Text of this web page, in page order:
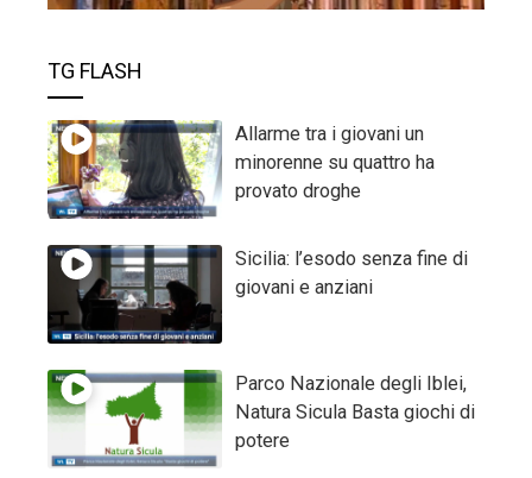
TG FLASH
Allarme tra i giovani un
minorenne su quattro ha
provato droghe
Sicilia: l’esodo senza fine di
giovani e anziani
Parco Nazionale degli Iblei,
Natura Sicula Basta giochi di
potere